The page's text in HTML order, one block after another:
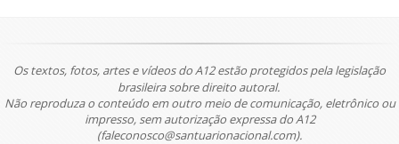
Os textos, fotos, artes e vídeos do A12 estão protegidos pela legislação
brasileira sobre direito autoral.
Não reproduza o conteúdo em outro meio de comunicação, eletrônico ou
impresso, sem autorização expressa do A12
(faleconosco@santuarionacional.com).